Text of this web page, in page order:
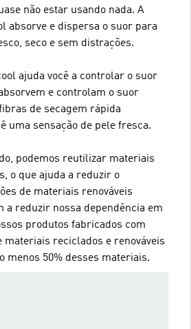
não estar usando nada. A
absorve e dispersa o suor para
seco e sem distrações.
ajuda você a controlar o suor
e controlam o suor
de secagem rápida
uma sensação de pele fresca.
podemos reutilizar materiais
o que ajuda a reduzir o
de materiais renováveis
a reduzir nossa dependência em
produtos fabricados com
materiais reciclados e renováveis
menos 50% desses materiais.